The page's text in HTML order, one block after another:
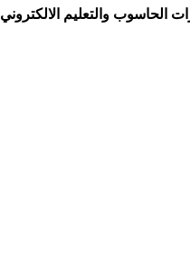
الحاسوب والتعليم الالكتروني